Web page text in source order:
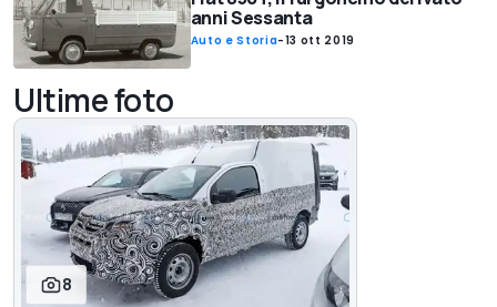
anni Sessanta
Auto e Storia-13 ott 2019
Ultime foto
8